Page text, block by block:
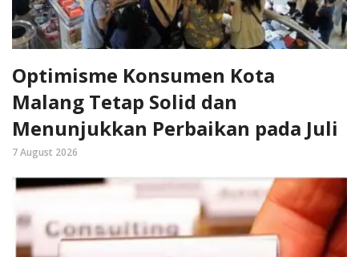
Optimisme Konsumen Kota
Malang Tetap Solid dan
Menunjukkan Perbaikan pada Juli
7 August 2026